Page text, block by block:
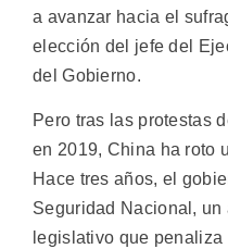
a avanzar hacia el
elección del jefe del
del Gobierno.
Pero tras las protestas
en 2019, China ha roto
Hace tres años, el
Seguridad Nacional, un
legislativo que